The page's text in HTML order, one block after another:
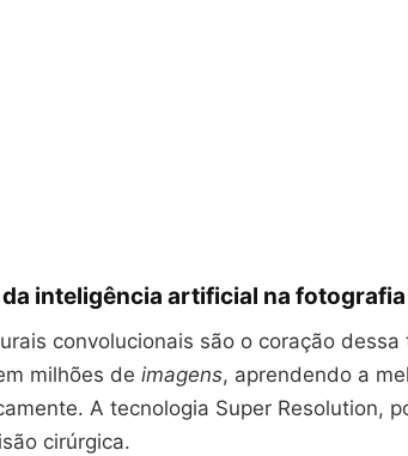
da inteligência artificial na fotografia
convolucionais são o coração
milhões de imagens, aprendendo a
A tecnologia Super Resolution,
cirúrgica.